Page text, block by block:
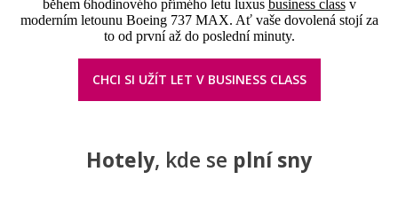
během 6hodinového přímého letu luxus business classv
moderním letounu Boeing 737 MAX. Ať vaše dovolená stojí za
to od první až do poslední minuty.
CHCI SI UŽÍT LET V BUSINESS CLASS
Hotely, kde se plní sny